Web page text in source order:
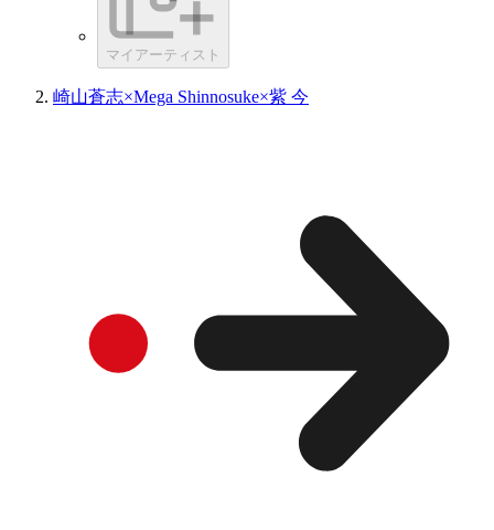
マイアーティスト
崎山蒼志×Mega Shinnosuke×紫 今